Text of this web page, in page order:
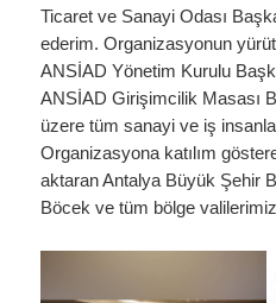
Ticaret ve Sanayi Odası
ederim. Organizasyonun
ANSİAD Yönetim Kurulu
ANSİAD Girişimcilik Masası
üzere tüm sanayi ve iş
Organizasyona katılım
aktaran Antalya Büyük Şehir
Böcek ve tüm bölge